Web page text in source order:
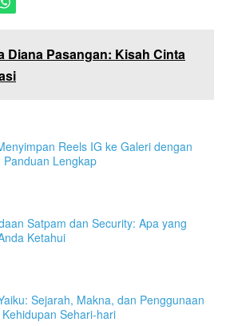
Diana Pasangan: Kisah Cinta
Reels IG ke Galeri dengan
Panduan Lengkap
Satpam dan Security: Apa yang
Ketahui
Sejarah, Makna, dan Penggunaan
Sehari-hari